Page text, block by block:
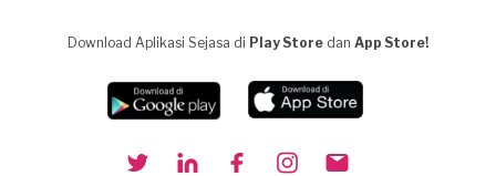
Download Aplikasi Sejasa di Play Store dan App Store!